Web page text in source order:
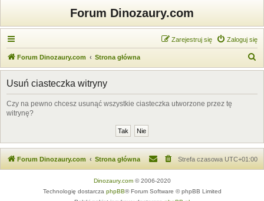
Forum Dinozaury.com
Zaloguj się
Zarejestruj się
Forum Dinozaury.com Strona główna
z
Usuń ciasteczka witryny
Czy na pewno chcesz usunąć wszystkie ciasteczka utworzone przez tę
witrynę?
Forum Dinozaury.com Strona główna Strefa czasowa UTC+01:00
Dinozaury.com© 2006-2020
Technologię dostarcza phpBB® Forum Software © phpBB Limited